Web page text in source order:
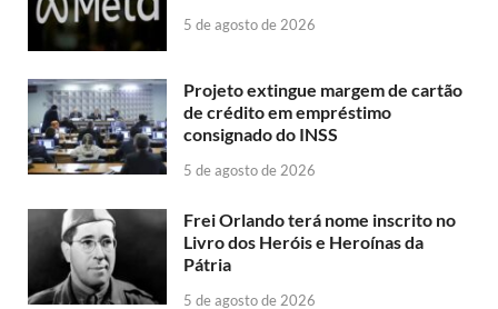
5 de agosto de 2026
Projeto extingue margem de cartão
de crédito em empréstimo
consignado do INSS
5 de agosto de 2026
Frei Orlando terá nome inscrito no
Livro dos Heróis e Heroínas da
Pátria
5 de agosto de 2026